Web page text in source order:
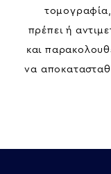
πρέπει ή
και
να